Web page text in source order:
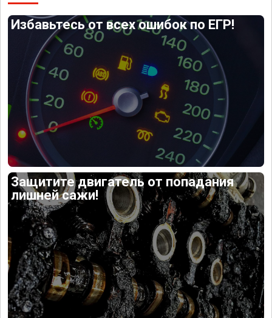
Избавьтесь от всех ошибок по ЕГР!
Защитите двигатель от попадания
лишней сажи!